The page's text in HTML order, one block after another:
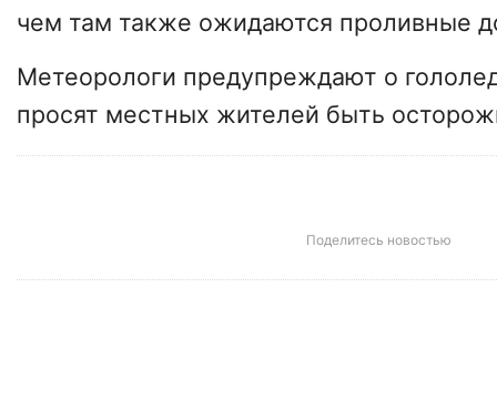
чем там также ожидаются проливные
Метеорологи предупреждают о
просят местных жителей быть
Поделитесь новостью